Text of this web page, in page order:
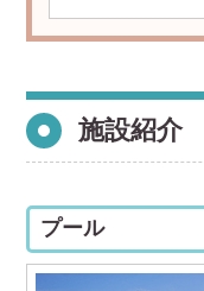
施設紹介
プール